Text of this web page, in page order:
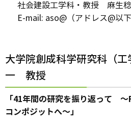
社会建設工学科・教授 麻生
E-mail: aso@（アドレス@以
大学院創成科学研究科（
一 教授
「41年間の研究を振り返って ～
コンポジットへ～」